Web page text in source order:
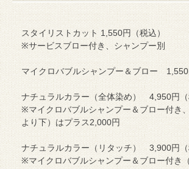
スタイリストカット 1,550円（税込）
※サービスブロー付き、シャンプー別
マイクロバブルシャンプー＆ブロー 1,550
ナチュラルカラー（全体染め） 4,950円（
※マイクロバブルシャンプー＆ブロー付き
より下）はプラス2,000円
ナチュラルカラー（リタッチ） 3,900円（
※マイクロバブルシャンプー＆ブロー付き